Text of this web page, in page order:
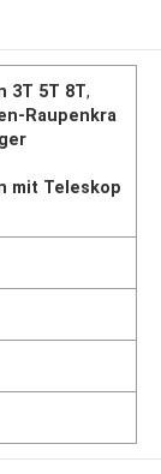
3T 5T ​​8T,
Raupenkra
mit Teleskop